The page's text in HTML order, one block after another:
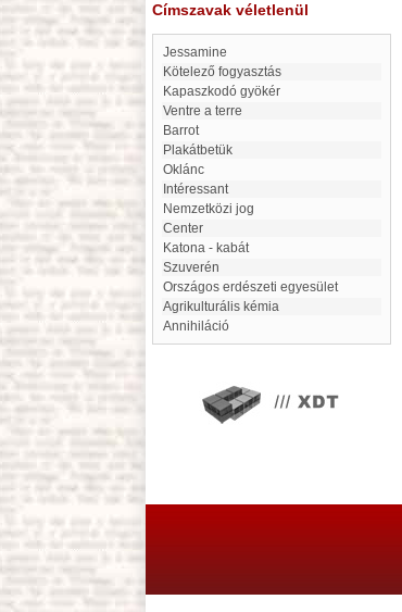
Címszavak véletlenül
Jessamine
kötelező fogyasztás
Kapaszkodó gyökér
Ventre a terre
Barrot
Plakátbetük
Oklánc
Intéressant
Nemzetközi jog
center
Katona - kabát
Szuverén
Országos erdészeti egyesület
Agrikulturális kémia
annihiláció